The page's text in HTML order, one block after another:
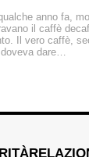
anno fa,
il caffè
Il vero caffè,
dare…